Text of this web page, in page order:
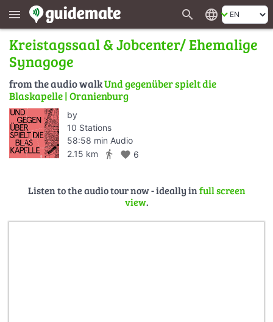
menu search language
Kreistagssaal & Jobcenter/ Ehemalige
Synagoge
from the audio walkUnd gegenüber spielt die
Blaskapelle | Oranienburg
by
10 Stations
58:58 min Audio
2.15 km
directions_walk favorite 6
Listen to the audio tour now - ideally infull screen
view.